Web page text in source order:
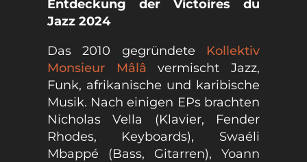
Entdeckung der Victoires du
Jazz 2024
Das 2010 gegründete Kollektiv
Monsieur Mâlâ vermischt Jazz,
Funk, afrikanische und karibische
Musik. Nach einigen EPs brachten
Nicholas Vella (Klavier, Fender
Rhodes, Keyboards), Swaéli
Mbappé (Bass, Gitarren), Yoann